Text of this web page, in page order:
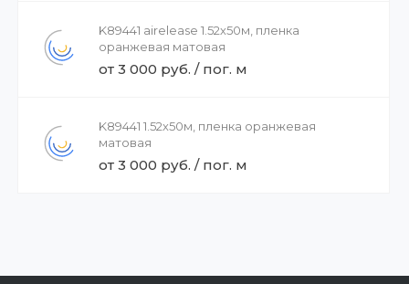
K89441 airelease 1.52х50м, пленка
оранжевая матовая
от 3 000 руб. / пог. м
K89441 1.52х50м, пленка оранжевая
матовая
от 3 000 руб. / пог. м